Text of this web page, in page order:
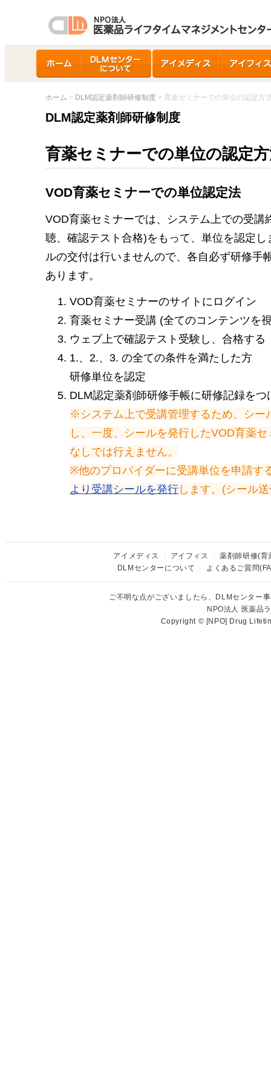
て
ホーム > DLM認定薬剤師研修制度 > 育薬セミナーでの単位の認定方
DLM認定薬剤師研修制度
育薬セミナーでの単位の認定
VOD育薬セミナーでの単位認定法
VOD育薬セミナーでは、システム上での受講
聴、確認テスト合格)をもって、単位を認定
ルの交付は行いませんので、各自必ず研修手
あります。
VOD育薬セミナーのサイトにログイン
育薬セミナー受講 (全てのコンテンツを
ウェブ上で確認テスト受験し、合格する
1.、2.、3. の全ての条件を満たした方
研修単位を認定
DLM認定薬剤師研修手帳に研修記録をつ
※システム上で受講管理するため、シー
し、一度、シールを発行したVOD育薬
なしでは行えません。
※他のプロバイダーに受講単位を申請す
より受講シールを発行します。(シール
アイメディス アイフィス
薬剤師研修(育
DLMセンターについて
よくあるご質問
ご不明な点がございましたら、DLMセンター
NPO法人 医薬品
Copyright © [NPO] Drug